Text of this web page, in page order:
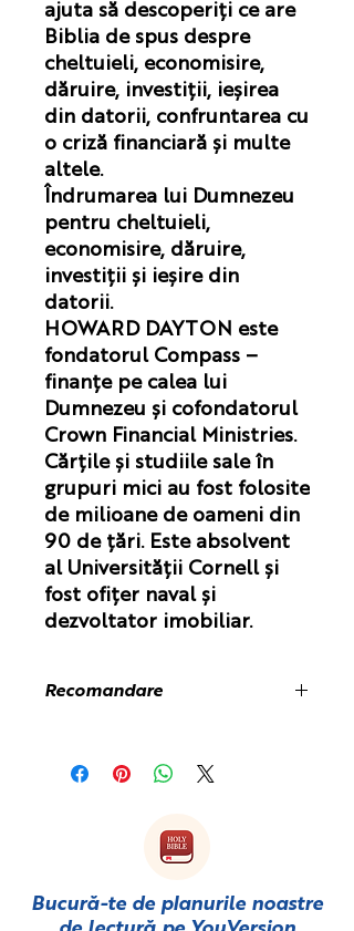
ajuta să descoperiți ce are
Biblia de spus despre
cheltuieli, economisire,
dăruire, investiții, ieșirea
din datorii, confruntarea cu
o criză financiară și multe
altele.
Îndrumarea lui Dumnezeu
pentru cheltuieli,
economisire, dăruire,
investiții și ieșire din
datorii.
HOWARD DAYTON este
fondatorul Compass –
finanțe pe calea lui
Dumnezeu și cofondatorul
Crown Financial Ministries.
Cărțile și studiile sale în
grupuri mici au fost folosite
de milioane de oameni din
90 de țări. Este absolvent
al Universității Cornell și
fost ofițer naval și
dezvoltator imobiliar.
Recomandare
găsi în ceea ce privește viața și
contează este o carte care spune
adevărul, deoarece se bazează pe
lui Dumnezeu. Howard prezintă
principii simple și exemple practice
Bucură-te de planurile noastre